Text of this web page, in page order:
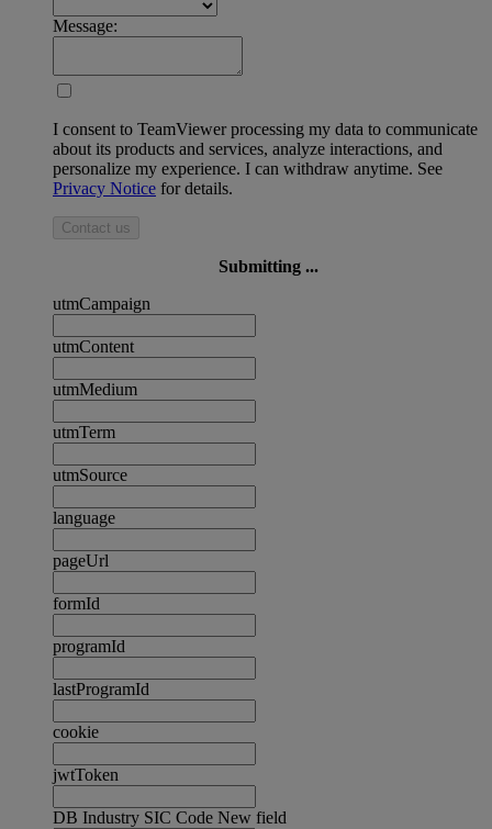
Message:
I consent to TeamViewer processing my data to communicate
about its products and services, analyze interactions, and
personalize my experience. I can withdraw anytime. See
Privacy Notice for details.
Contact us
Submitting ...
utmCampaign
utmContent
utmMedium
utmTerm
utmSource
language
pageUrl
formId
programId
lastProgramId
cookie
jwtToken
DB Industry SIC Code New field